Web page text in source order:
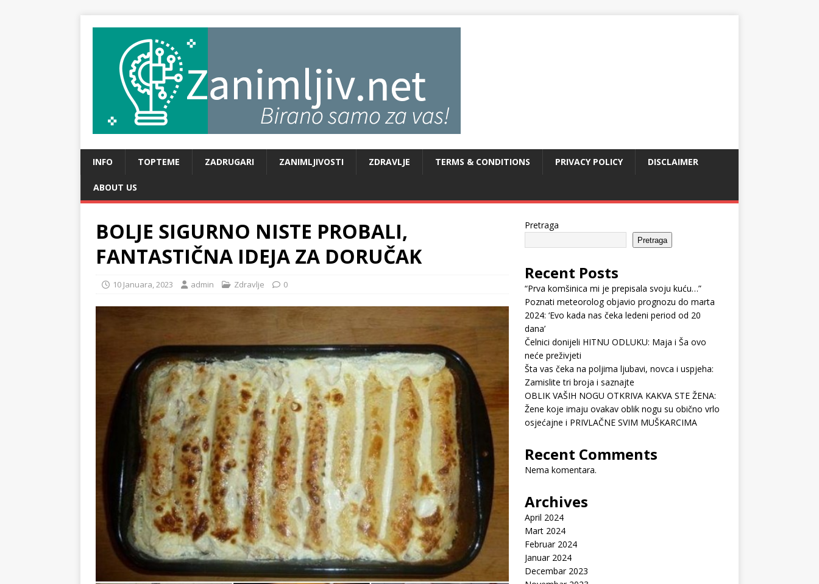
INFO TOPTEME ZADRUGARI ZANIMLJIVOSTI ZDRAVLJE TERMS & CONDITIONS PRIVACY POLICY DISCLAIMER
ABOUT US
BOLJE SIGURNO NISTE PROBALI,
FANTASTIČNA IDEJA ZA DORUČAK
10 Januara, 2023 admin Zdravlje 0
Pretraga
Pretraga
Recent Posts
“Prva komšinica mi je prepisala svoju kuću…”
Poznati meteorolog objavio prognozu do marta
2024: ‘Evo kada nas čeka ledeni period od 20
dana’
Čelnici donijeli HITNU ODLUKU: Maja i Ša ovo
neće preživjeti
Šta vas čeka na poljima ljubavi, novca i uspjeha:
Zamislite tri broja i saznajte
OBLIK VAŠIH NOGU OTKRIVA KAKVA STE ŽENA:
Žene koje imaju ovakav oblik nogu su obično vrlo
osjećajne i PRIVLAČNE SVIM MUŠKARCIMA
Recent Comments
Nema komentara.
Archives
April 2024
Mart 2024
Februar 2024
Januar 2024
Decembar 2023